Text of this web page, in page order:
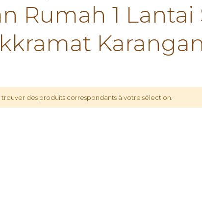
Rumah 1
trouver des produits correspondants à votre sélection.